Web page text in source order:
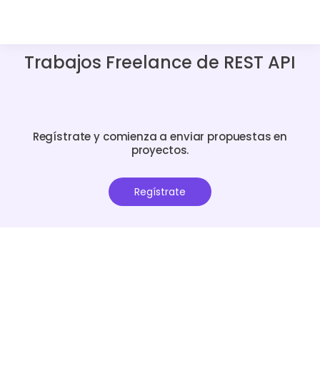
Trabajos Freelance de REST API
Regístrate y comienza a enviar propuestas en
proyectos.
Regístrate